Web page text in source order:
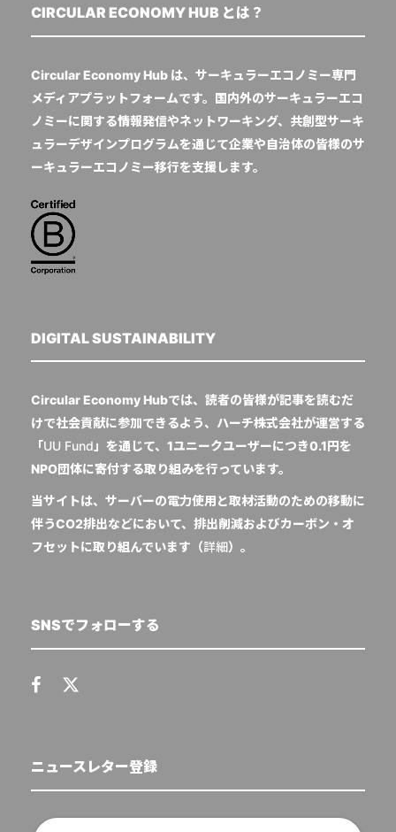
CIRCULAR ECONOMY HUB とは？
Circular Economy Hub は、サーキュラーエコノミー専門
メディアプラットフォームです。国内外のサーキュラーエコ
ノミーに関する情報発信やネットワーキング、共創型サーキ
ュラーデザインプログラムを通じて企業や自治体の皆様のサ
ーキュラーエコノミー移行を支援します。
DIGITAL SUSTAINABILITY
Circular Economy Hubでは、読者の皆様が記事を読むだ
けで社会貢献に参加できるよう、ハーチ株式会社が運営する
「UU Fund 」を通じて、1ユニークユーザーにつき0.1円を
NPO団体に寄付する取り組みを行っています。
当サイトは、サーバーの電力使用と取材活動のための移動に
伴うCO2排出などにおいて、排出削減およびカーボン・オ
フセットに取り組んでいます（詳細）。
SNSでフォローする
ニュースレター登録